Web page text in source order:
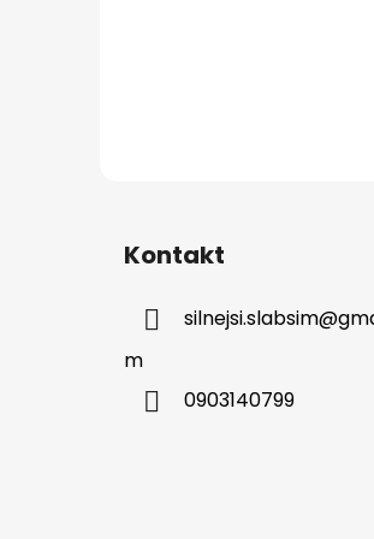
Kontakt
silnejsi.slabsim@
m
0903140799